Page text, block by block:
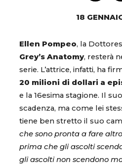
18
Ellen Pompeo, la
Grey’s Anatomy, resterà
serie. L’attrice, infatti, ha
20 milioni di dollari a
e la 16esima stagione. Il
scadenza, ma come lei
tiene ben stretto il suo
che sono pronta a fare
prima che gli ascolti
gli ascolti non scendono